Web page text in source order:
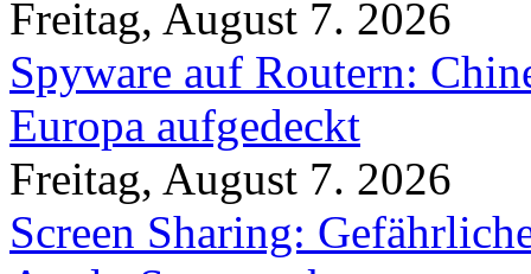
Freitag, August 7. 2026
Spyware auf Routern:
Europa aufgedeckt
Freitag, August 7. 2026
Screen Sharing: